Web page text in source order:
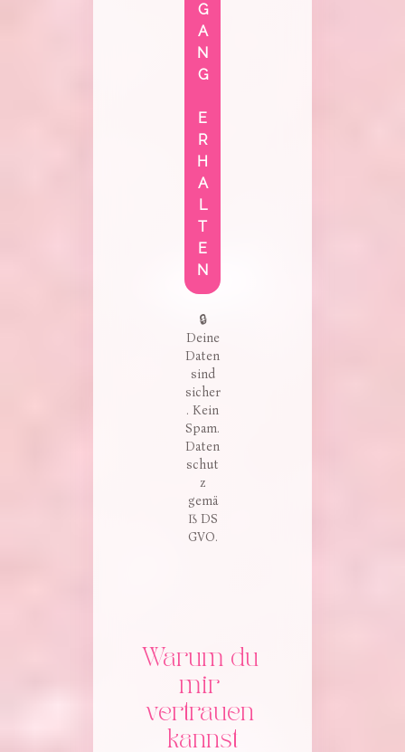
G
A
N
G
E
R
H
A
L
T
E
N
🔒
Deine
Daten
sind
sicher
. Kein
Spam.
Daten
schut
z
gemä
ß DS
GVO.
Warum du
mir
vertrauen
kannst